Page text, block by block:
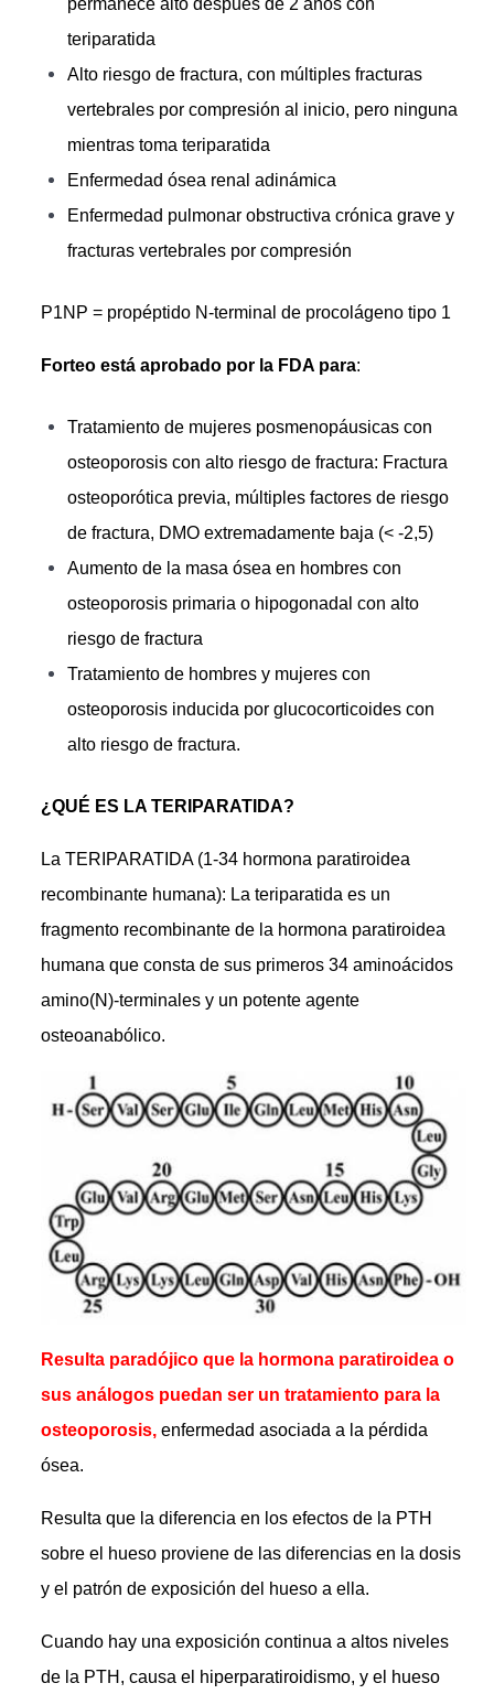
permanece alto después de 2 años con
teriparatida
Alto riesgo de fractura, con múltiples fracturas
vertebrales por compresión al inicio, pero ninguna
mientras toma teriparatida
Enfermedad ósea renal adinámica
Enfermedad pulmonar obstructiva crónica grave y
fracturas vertebrales por compresión
P1NP = propéptido N-terminal de procolágeno tipo 1
Forteo está aprobado por la FDA para:
Tratamiento de mujeres posmenopáusicas con
osteoporosis con alto riesgo de fractura: Fractura
osteoporótica previa, múltiples factores de riesgo
de fractura, DMO extremadamente baja (< -2,5)
Aumento de la masa ósea en hombres con
osteoporosis primaria o hipogonadal con alto
riesgo de fractura
Tratamiento de hombres y mujeres con
osteoporosis inducida por glucocorticoides con
alto riesgo de fractura.
¿QUÉ ES LA TERIPARATIDA?
La TERIPARATIDA (1-34 hormona paratiroidea
recombinante humana): La teriparatida es un
fragmento recombinante de la hormona paratiroidea
humana que consta de sus primeros 34 aminoácidos
amino(N)-terminales y un potente agente
osteoanabólico.
Resulta paradójico que la hormona paratiroidea o
sus análogos puedan ser un tratamiento para la
osteoporosis, enfermedad asociada a la pérdida
ósea.
Resulta que la diferencia en los efectos de la PTH
sobre el hueso proviene de las diferencias en la dosis
y el patrón de exposición del hueso a ella.
Cuando hay una exposición continua a altos niveles
de la PTH, causa el hiperparatiroidismo, y el hueso